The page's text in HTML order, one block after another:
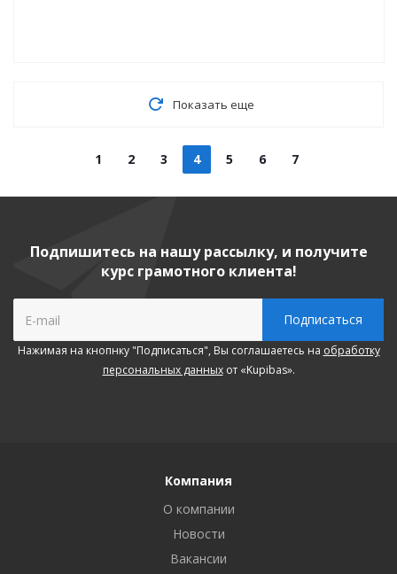
Показать еще
1 2 3 4 5 6 7
Подпишитесь на нашу рассылку, и получите
курс грамотного клиента!
Нажимая на кнопнку "Подписаться", Вы соглашаетесь на обработку
персональных данныхот «Kupibas».
Компания
О компании
Новости
Вакансии